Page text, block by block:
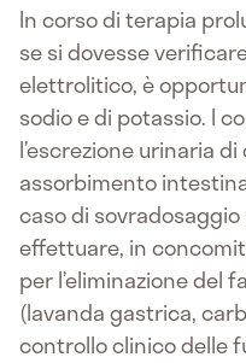
In corso di terapia
se si dovesse
elettrolitico, è
sodio e di potassio. I
l’escrezione urinaria
assorbimento
caso di
effettuare, in
per l’eliminazione del
(lavanda gastrica,
controllo clinico delle